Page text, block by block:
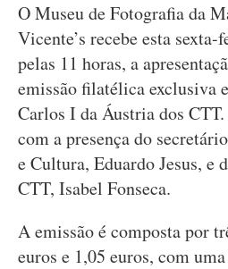
O Museu de Fotografia da
Vicente’s recebe esta
pelas 11 horas, a
emissão filatélica exclusiva
Carlos I da Áustria dos
com a presença do
e Cultura, Eduardo Jesus, e
CTT, Isabel Fonseca.
A emissão é composta por
euros e 1,05 euros, com